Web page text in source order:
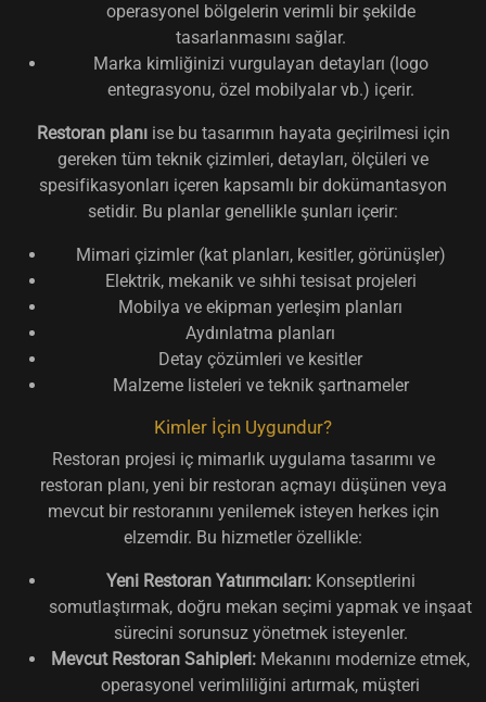
operasyonel bölgelerin verimli bir şekilde
tasarlanmasını sağlar.
Marka kimliğinizi vurgulayan detayları (logo
entegrasyonu, özel mobilyalar vb.) içerir.
Restoran planıise bu tasarımın hayata geçirilmesi için
gereken tüm teknik çizimleri, detayları, ölçüleri ve
spesifikasyonları içeren kapsamlı bir dokümantasyon
setidir. Bu planlar genellikle şunları içerir:
Mimari çizimler (kat planları, kesitler, görünüşler)
Elektrik, mekanik ve sıhhi tesisat projeleri
Mobilya ve ekipman yerleşim planları
Aydınlatma planları
Detay çözümleri ve kesitler
Malzeme listeleri ve teknik şartnameler
Kimler İçin Uygundur?
Restoran projesi iç mimarlık uygulama tasarımı ve
restoran planı, yeni bir restoran açmayı düşünen veya
mevcut bir restoranını yenilemek isteyen herkes için
elzemdir. Bu hizmetler özellikle:
Yeni Restoran Yatırımcıları:Konseptlerini
somutlaştırmak, doğru mekan seçimi yapmak ve inşaat
sürecini sorunsuz yönetmek isteyenler.
Mevcut Restoran Sahipleri: Mekanını modernize etmek,
operasyonel verimliliğini artırmak, müşteri